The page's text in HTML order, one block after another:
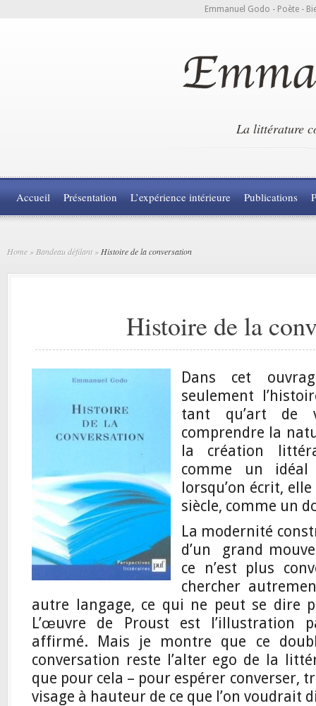
Emmanuel Godo - Poète -
La littérature
Accueil Présentation L’expérience intérieure Publications
Home » Bandeau défilant » Histoire de la conversation
Histoire de la
Dans cet
seulement
tant qu’art de
comprendre la
la création
comme un
lorsqu’on écrit,
siècle, comme un
La modernité
d’un grand
ce n’est plus
chercher
autre langage, ce qui ne peut se dire
L’œuvre de Proust est l’illustration
affirmé. Mais je montre que ce
conversation reste l’alter ego de la
que pour cela – pour espérer converser,
visage à hauteur de ce que l’on voudrait